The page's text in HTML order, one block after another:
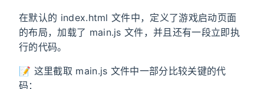
在默认的 index.html 文件中，定义了游戏启动页面
的布局，加载了 main.js 文件，并且还有一段立即执
行的代码。
📝 这里截取 main.js 文件中一部分比较关键的代
码：